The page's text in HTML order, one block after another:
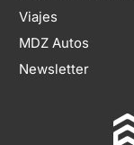
Viajes
MDZ Autos
Newsletter